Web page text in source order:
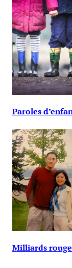
Paroles
Milliards